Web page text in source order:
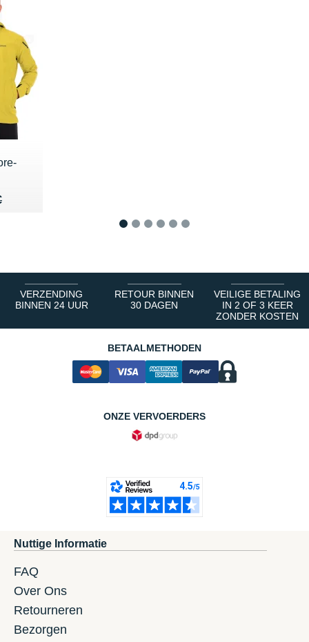
€
VERZENDING
BINNEN 24 UUR
RETOUR BINNEN
30 DAGEN
VEILIGE BETALING
IN 2 OF 3 KEER
ZONDER KOSTEN
BETAALMETHODEN
ONZE VERVOERDERS
Nuttige Informatie
FAQ
Over Ons
Retourneren
Bezorgen